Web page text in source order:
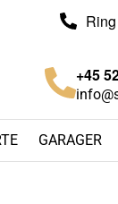
+45
GARAGER